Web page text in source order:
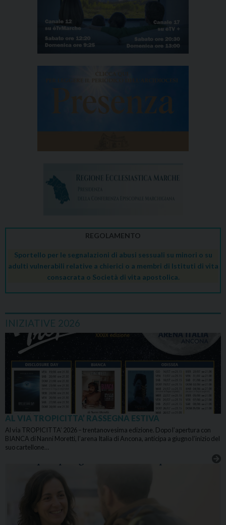
REGOLAMENTO
Sportello per le segnalazioni di abusi sessuali su minori o su
adulti vulnerabili relative a chierici o a membri di Istituti di vita
consacrata o Società di vita apostolica.
INIZIATIVE 2026
AL VIA TROPICITTA’ RASSEGNA ESTIVA
Al via TROPICITTA’ 2026 – trentanovesima edizione. Dopo l’apertura con
BIANCA di Nanni Moretti, l’arena Italia di Ancona, anticipa a giugno l’inizio del
suo cartellone…